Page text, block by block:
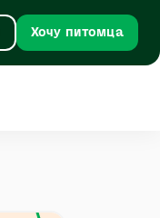
Хочу питомца